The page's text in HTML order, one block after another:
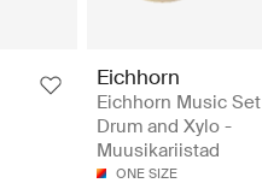
Eichhorn
Eichhorn Music Set
Drum and Xylo -
Muusikariistad
ONE SIZE